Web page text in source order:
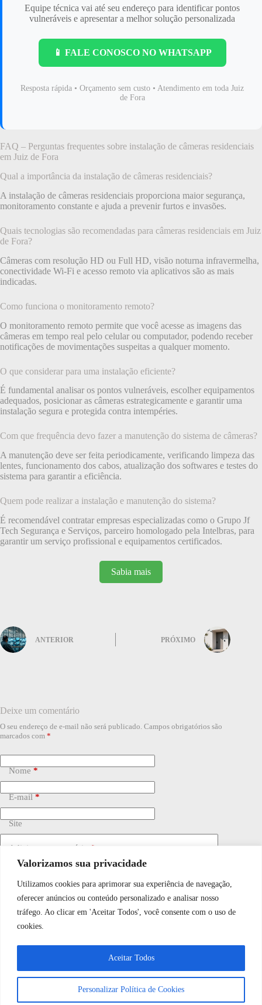
Valorizamos sua privacidade
Utilizamos cookies para aprimorar sua experiência de navegação,
oferecer anúncios ou conteúdo personalizado e analisar nosso
tráfego. Ao clicar em 'Aceitar Todos', você consente com o uso de
cookies.
Personalizar Política de Cookies
Aceitar Todos
Equipe técnica vai até seu endereço para identificar pontos
vulneráveis e apresentar a melhor solução personalizada
📱 FALE CONOSCO NO WHATSAPP
Resposta rápida • Orçamento sem custo • Atendimento em toda Juiz
de Fora
FAQ – Perguntas frequentes sobre instalação de câmeras residenciais
em Juiz de Fora
Qual a importância da instalação de câmeras residenciais?
A instalação de câmeras residenciais proporciona maior segurança,
monitoramento constante e ajuda a prevenir furtos e invasões.
Quais tecnologias são recomendadas para câmeras residenciais em Juiz
de Fora?
Câmeras com resolução HD ou Full HD, visão noturna infravermelha,
conectividade Wi-Fi e acesso remoto via aplicativos são as mais
indicadas.
Como funciona o monitoramento remoto?
O monitoramento remoto permite que você acesse as imagens das
câmeras em tempo real pelo celular ou computador, podendo receber
notificações de movimentações suspeitas a qualquer momento.
O que considerar para uma instalação eficiente?
É fundamental analisar os pontos vulneráveis, escolher equipamentos
adequados, posicionar as câmeras estrategicamente e garantir uma
instalação segura e protegida contra intempéries.
Com que frequência devo fazer a manutenção do sistema de câmeras?
A manutenção deve ser feita periodicamente, verificando limpeza das
lentes, funcionamento dos cabos, atualização dos softwares e testes do
sistema para garantir a eficiência.
Quem pode realizar a instalação e manutenção do sistema?
É recomendável contratar empresas especializadas como o Grupo Jf
Tech Segurança e Serviços, parceiro homologado pela Intelbras, para
garantir um serviço profissional e equipamentos certificados.
Sabia mais
ANTERIOR PRÓXIMO
Deixe um comentário
O seu endereço de e-mail não será publicado. Campos obrigatórios são
marcados com *
Nome *
E-mail *
Site
Adicionar comentário *
Salvar meu nome, e-mail e site neste navegador para a
próxima vez que eu comentar.
Publicar comentário
WhatsApp JF Tech
Vamos conversar e descobrir como
podemos ajudá-lo hoje?